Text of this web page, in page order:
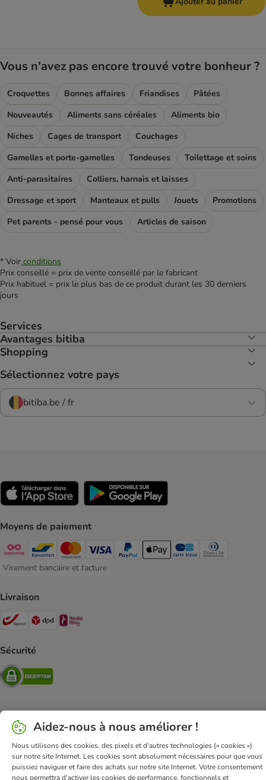
Vous n'avez pas encore trouvé votre bonheur ?
Croquettes Bonnes affaires Friandises
Pâtées
Nouveautés
Aliments sans céréales
Aliments bio
Niches
Cages de transport
Couchages
Gamelles et porte-gamelles
Tondeuses
Toilettage et soins
Anti-parasitaires
Colliers, harnais et laisses
Dressage et sport
Manteaux et pulls Jouets
Promotions
Pet parents - pensé pour vous
Articles de saison
* Voir conditions
Prix conseillé = prix de vente conseillé par le fabricant
Prix habituel = prix le plus bas de ce produit durant les 30 derniers
jours
Services
Avantages bitiba
Shopping
Sélectionnez votre pays
bitiba.be / fr
Moyens de paiement
Payconiq Payment Method
Bancontact Payment Method
Mastercard Payment Method
Visa Payment Method
Paypal Payment Method
Apple Pay Payment Method
Carte bleue Payment
Diners club
Virement bancaire et facture
Virement bancaire et facture Payment Method
Livraison
Bpost Shipping Method
DPD Shipping Method
Sécurité
Security
FAQ & Contact
Conditions Générales de Vente
Mentions légales
Sécurité et confidentialité
Dispositions sur l’élimination des déchets
Frais et délai de livraison
Modes de paiement
Aidez-nous à nous améliorer !
Nous utilisons des cookies, des pixels et d'autres technologies (« cookies »)
sur notre site Internet. Les cookies sont absolument nécessaires pour que vous
puissiez naviguer et faire des achats sur notre site Internet. Votre consentement
nous permettra d'activer les cookies de performance, fonctionnels et